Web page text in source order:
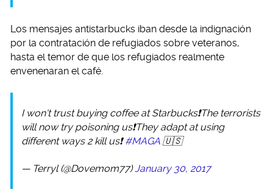
Los mensajes antistarbucks iban desde la indignación
por la contratación de refugiados sobre veteranos,
hasta el temor de que los refugiados realmente
envenenaran el café.
I won't trust buying coffee at Starbucks❗️The terrorists
will now try poisoning us❗️They adapt at using
different ways 2 kill us❗️#MAGA 🇺🇸
— Terryl (@Dovemom77)January 30, 2017